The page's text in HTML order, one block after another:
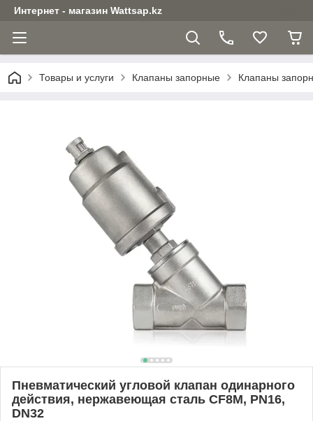
Интернет - магазин Wattsap.kz
Товары и услуги Клапаны запорные Клапаны
Пневматический угловой клапан одинарного
действия, нержавеющая сталь CF8M, PN16,
DN32